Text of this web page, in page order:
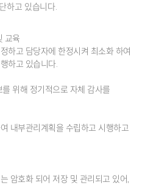
하고 있습니다.
교육
하고 담당자에 한정시켜 최소화 하여
하고 있습니다.
위해 정기적으로 자체 감사를
내부관리계획을 수립하고 시행하고
암호화 되어 저장 및 관리되고 있어,